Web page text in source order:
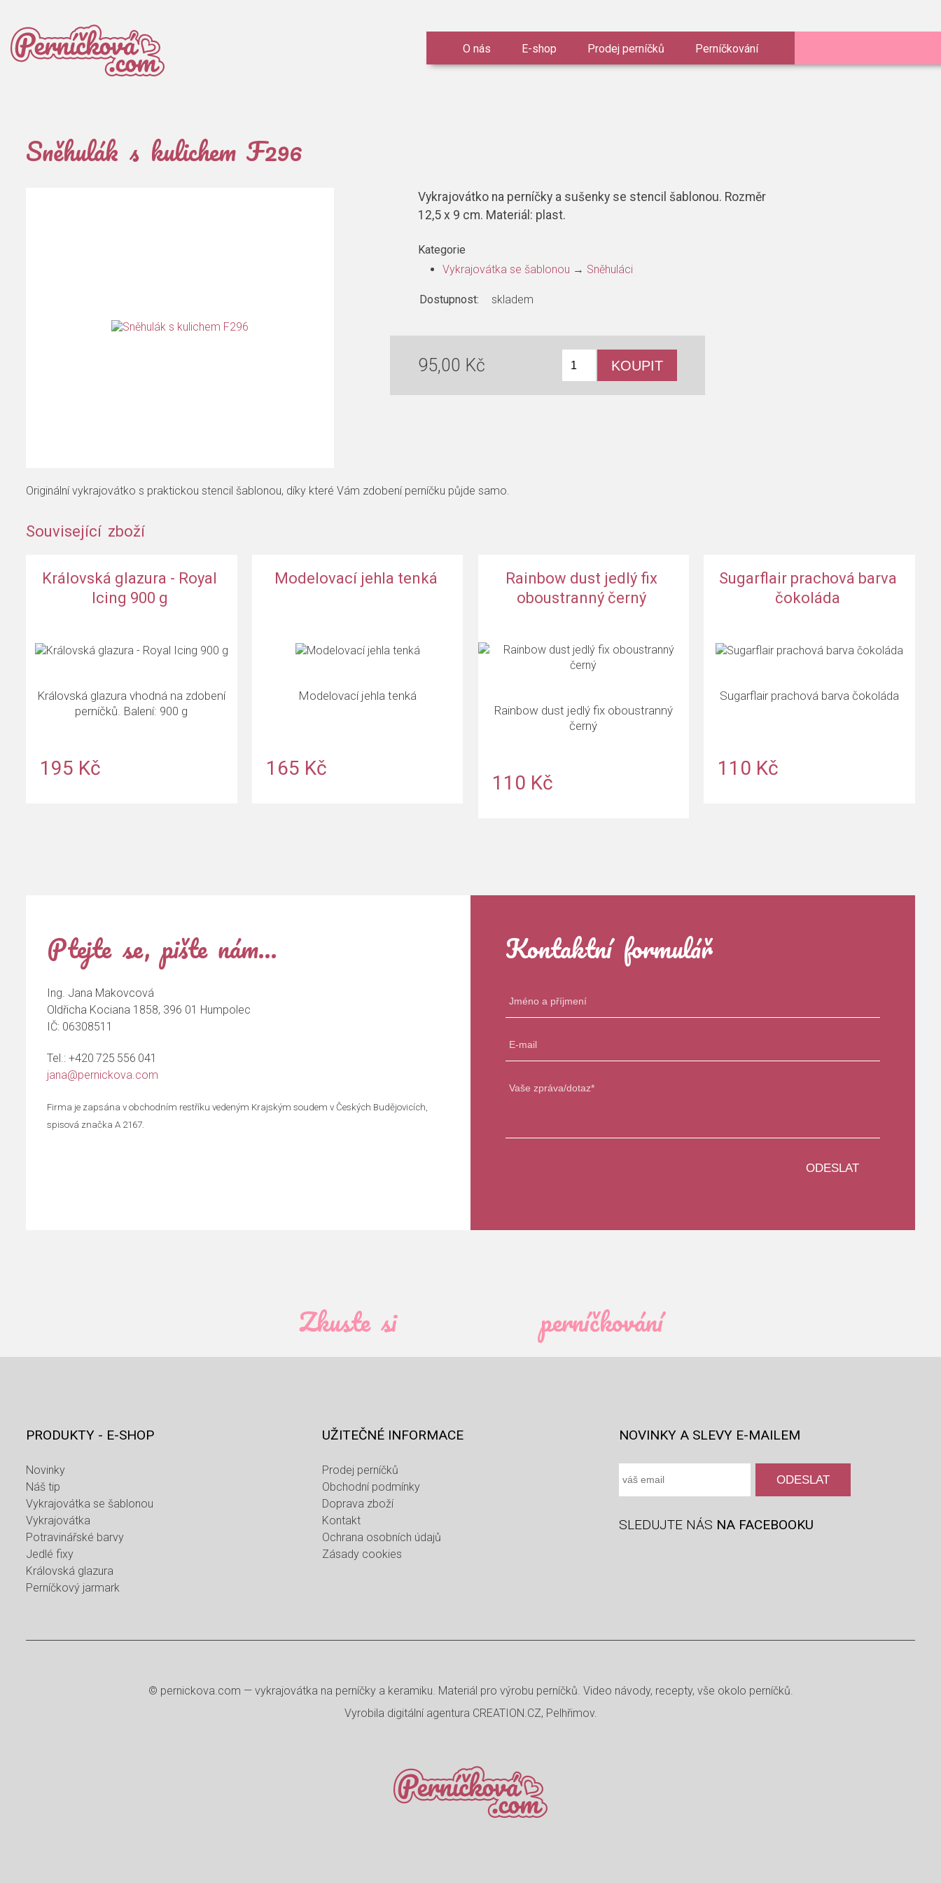
O nás E-shop Prodej perníčků Perníčkování
Sněhulák s kulichem F296
Vykrajovátko na perníčky a sušenky se stencil šablonou. Rozměr
12,5 x 9 cm. Materiál: plast.
Kategorie
Vykrajovátka se šablonou → Sněhuláci
Dostupnost: skladem
95,00 Kč
Originální vykrajovátko s praktickou stencil šablonou, díky které Vám zdobení perníčku půjde samo.
Související zboží
Královská glazura - Royal
Icing 900 g
Královská glazura vhodná na zdobení
perníčků. Balení: 900 g
195 Kč
Modelovací jehla tenká
Modelovací jehla tenká
165 Kč
Rainbow dust jedlý fix
oboustranný černý
Rainbow dust jedlý fix oboustranný
černý
110 Kč
Sugarflair prachová barva
čokoláda
Sugarflair prachová barva čokoláda
110 Kč
Ptejte se, pište nám…
Ing. Jana Makovcová
Oldřicha Kociana 1858, 396 01 Humpolec
IČ: 06308511
Tel.: +420 725 556 041
jana@pernickova.com
Firma je zapsána v obchodním restříku vedeným Krajským soudem v Českých Budějovicích,
spisová značka A 2167.
Kontaktní formulář
Zkuste si perníčkování
PRODUKTY - E-SHOP
Novinky
Náš tip
Vykrajovátka se šablonou
Vykrajovátka
Potravinářské barvy
Jedlé fixy
Královská glazura
Perníčkový jarmark
UŽITEČNÉ INFORMACE
Prodej perníčků
Obchodní podmínky
Doprava zboží
Kontakt
Ochrana osobních údajů
Zásady cookies
NOVINKY A SLEVY E-MAILEM
SLEDUJTE NÁS NA FACEBOOKU
© pernickova.com — vykrajovátka na perníčky a keramiku. Materiál pro výrobu perníčků. Video návody, recepty, vše okolo perníčků.
Vyrobila digitální agentura CREATION.CZ, Pelhřimov.